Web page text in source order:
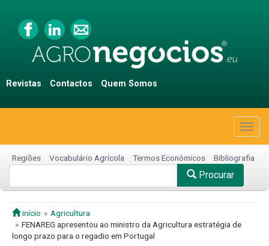
Revistas Contactos Quem Somos
Regiões Vocabulário Agrícola Termos Económicos Bibliografia
Procurar
início
Agricultura
FENAREG apresentou ao ministro da Agricultura estratégia de
longo prazo para o regadio em Portugal